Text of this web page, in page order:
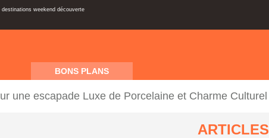
weekend découverte
BONS PLANS
une escapade Luxe de Porcelaine et Charme Culturel
ARTICLES